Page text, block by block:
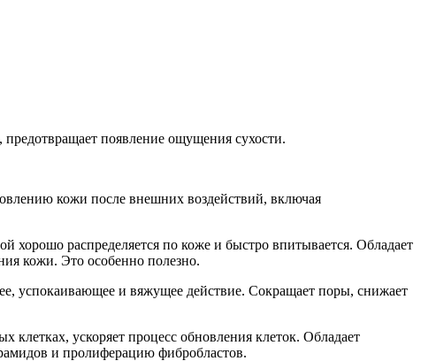
появление ощущения сухости.
кожи после внешних воздействий, включая
хорошо распределяется по коже и быстро впитывается. Обладает
кожи. Это особенно полезно.
успокаивающее и вяжущее действие. Сокращает поры, снижает
ускоряет процесс обновления клеток. Обладает
и пролиферацию фибробластов.